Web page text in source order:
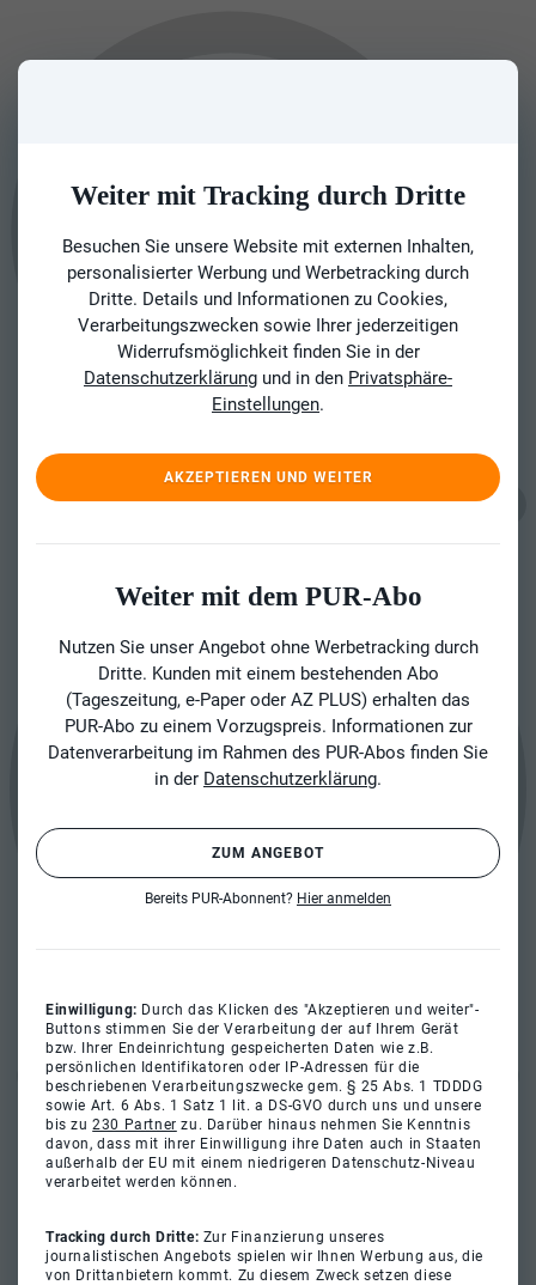
Weiter mit Tracking durch Dritte
Besuchen Sie unsere Website mit externen Inhalten,
personalisierter Werbung und Werbetracking durch
Dritte. Details und Informationen zu Cookies,
Verarbeitungszwecken sowie Ihrer jederzeitigen
Widerrufsmöglichkeit finden Sie in der
Datenschutzerklärung und in den Privatsphäre-
Einstellungen.
AKZEPTIEREN UND WEITER
Weiter mit dem PUR-Abo
Nutzen Sie unser Angebot ohne Werbetracking durch
Dritte. Kunden mit einem bestehenden Abo
(Tageszeitung, e-Paper oder AZ PLUS) erhalten das
PUR-Abo zu einem Vorzugspreis. Informationen zur
Datenverarbeitung im Rahmen des PUR-Abos finden Sie
in der Datenschutzerklärung.
ZUM ANGEBOT
Bereits PUR-Abonnent? Hier anmelden
Einwilligung: Durch das Klicken des "Akzeptieren und weiter"-
Buttons stimmen Sie der Verarbeitung der auf Ihrem Gerät
bzw. Ihrer Endeinrichtung gespeicherten Daten wie z.B.
persönlichen Identifikatoren oder IP-Adressen für die
beschriebenen Verarbeitungszwecke gem. § 25 Abs. 1 TDDDG
sowie Art. 6 Abs. 1 Satz 1 lit. a DS-GVO durch uns und unsere
bis zu230 Partner zu. Darüber hinaus nehmen Sie Kenntnis
davon, dass mit ihrer Einwilligung ihre Daten auch in Staaten
außerhalb der EU mit einem niedrigeren Datenschutz-Niveau
verarbeitet werden können.
Tracking durch Dritte: Zur Finanzierung unseres
journalistischen Angebots spielen wir Ihnen Werbung aus, die
von Drittanbietern kommt. Zu diesem Zweck setzen diese